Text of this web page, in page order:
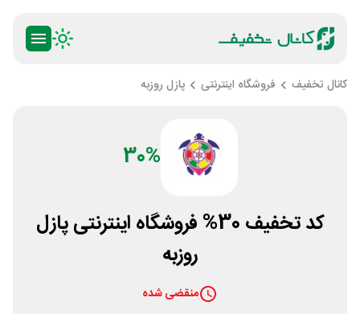
کانال تخفیف فروشگاه اینترنتی پازل روزبه
30%
کد تخفیف 30% فروشگاه اینترنتی پازل
روزبه
منقضی شده